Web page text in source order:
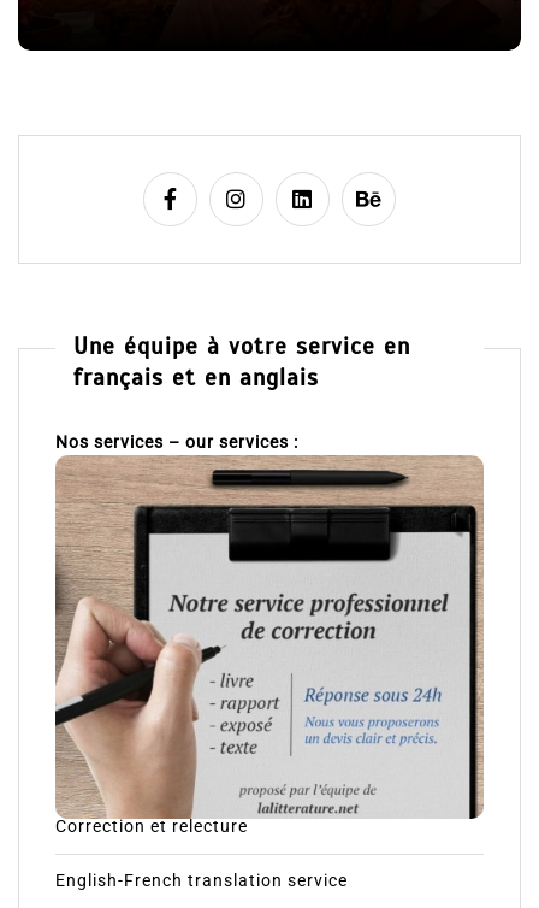
Une équipe à votre service en
français et en anglais
Nos services – our services :
Correction et relecture
English-French translation service